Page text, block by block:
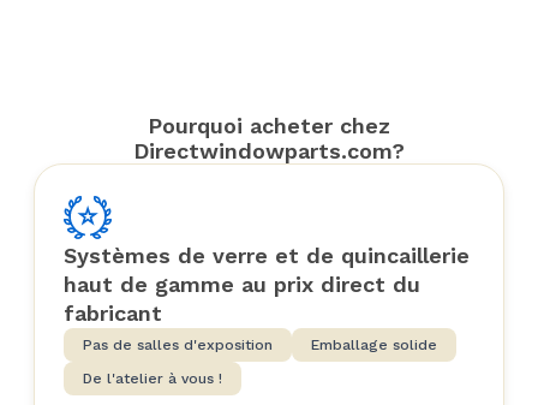
Pourquoi acheter chez
Directwindowparts.com?
Systèmes de verre et de quincaillerie
haut de gamme au prix direct du
fabricant
Pas de salles d'exposition
Emballage solide
De l'atelier à vous !